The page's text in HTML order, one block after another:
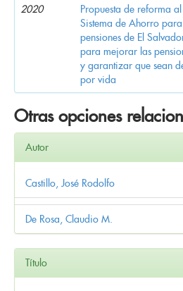
2020
Propuesta de reforma al
Sistema de Ahorro para
pensiones de El
para mejorar las
y garantizar que sean
por vida
Otras opciones
Autor
Castillo, José Rodolfo
De Rosa, Claudio M.
Título